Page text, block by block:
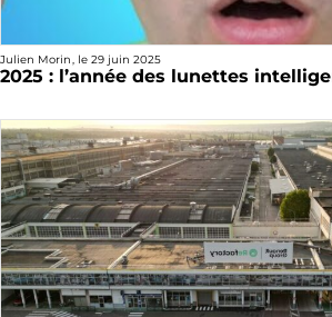
Julien Morin, le 29 juin 2025
2025 : l’année des lunettes